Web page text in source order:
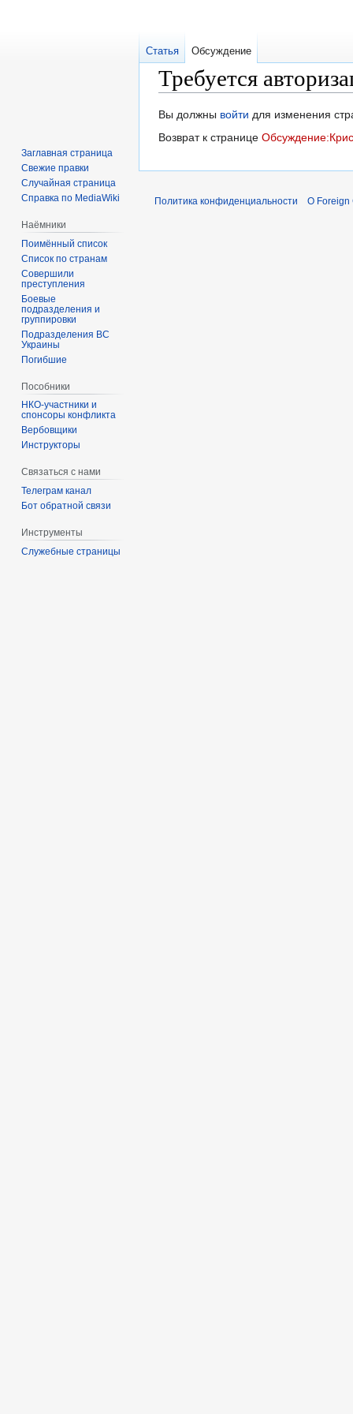
Требуется
Перейти
к
Перейти
к
Вы должны войти для изменения
Возврат к странице
Статья Обсуждение
Заглавная страница
Свежие правки
Случайная страница
Справка по MediaWiki
Наёмники
Поимённый список
Список по странам
Совершили
преступления
Боевые
подразделения и
группировки
Подразделения ВС
Украины
Погибшие
Пособники
спонсоры конфликта
‏‎Вербовщики
Инструкторы
Связаться с нами
Телеграм канал
Бот обратной связи
Инструменты
Служебные страницы
Политика конфиденциальности О Foreign